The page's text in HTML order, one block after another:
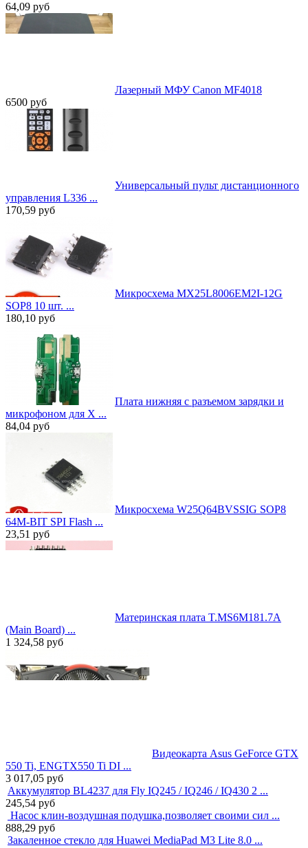
64,09 руб
Лазерный МФУ Canon MF4018
6500 руб
Универсальный пульт дистанционного
управления L336 ...
170,59 руб
Микросхема MX25L8006EM2I-12G
SOP8 10 шт. ...
180,10 руб
Плата нижняя с разъемом зарядки и
микрофоном для X ...
84,04 руб
Микросхема W25Q64BVSSIG SOP8
64M-BIT SPI Flash ...
23,51 руб
Материнская плата T.MS6M181.7A
(Main Board) ...
1 324,58 руб
Видеокарта Asus GeForce GTX
550 Ti, ENGTX550 Ti DI ...
3 017,05 руб
Аккумулятор BL4237 для Fly IQ245 / IQ246 / IQ430 2 ...
245,54 руб
Насос клин-воздушная подушка,позволяет своими сил ...
888,29 руб
Закаленное стекло для Huawei MediaPad M3 Lite 8.0 ...